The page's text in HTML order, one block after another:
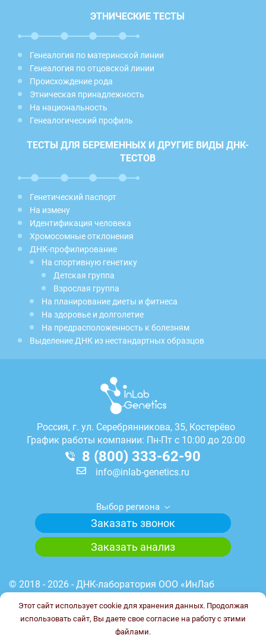
ЭТНИЧЕСКИЕ ТЕСТЫ
Генеалогия по материнской линии
Генеалогия по отцовской линии
Происхождение рода
Этническая принадлежность
На национальность
Генеалогический профиль
ТЕСТЫ ДЛЯ БЕРЕМЕННЫХ И ДРУГИЕ ВИДЫ ДНК-
ТЕСТОВ
Генетический паспорт
На измену
Идентификация человека
Хромосомные отклонения
ДНК-профилирование
На спортивную генетику
Детская группа
Взрослая группа
На планирование диеты и фитнеса
На здоровье и долголетие
На предрасположенность к болезням
Выделение ДНК из нестандартных образцов
Россия, г. ул. Серебрянникова, 35, Костерёво
График работы компании: Пн-Пт с 10:00 до 20:00
8 (800) 333-62-90
info@inlab-genetics.ru
Выбор региона
Заказать звонок
Заказать анализ
© 2018 - 2026 - ДНК-лаборатория ООО «ИнЛаб
Л041-01148-78/00644845 от 23.03.2023 г. ИНН
7838102187. ОГРН 1227800017851.
Этот сайт использует cookie для хранения данных. Продолжая
использовать сайт, Вы даете свое согласие на работу с этими
файлами.